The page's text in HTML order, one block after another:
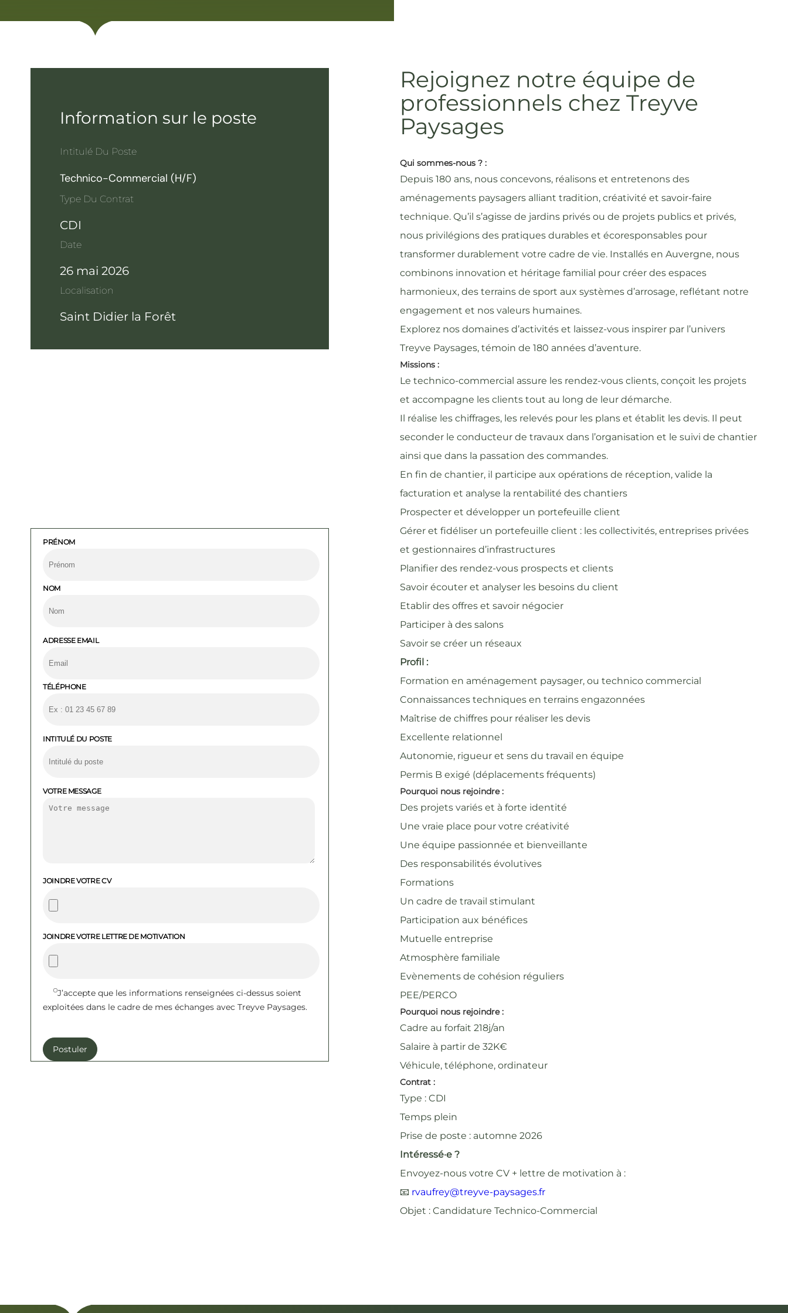
Information sur le poste
Intitulé Du Poste
Technico-Commercial (H/F)
Type Du Contrat
CDI
Date
26 mai 2026
Localisation
Saint Didier la Forêt
Rejoignez notre équipe de
professionnels chez Treyve
Paysages
Qui sommes-nous ? :
Depuis 180 ans, nous concevons, réalisons et entretenons des
aménagements paysagers alliant tradition, créativité et savoir-faire
technique. Qu’il s’agisse de jardins privés ou de projets publics et privés,
nous privilégions des pratiques durables et écoresponsables pour
transformer durablement votre cadre de vie. Installés en Auvergne, nous
combinons innovation et héritage familial pour créer des espaces
harmonieux, des terrains de sport aux systèmes d’arrosage, reflétant notre
engagement et nos valeurs humaines.
Explorez nos domaines d’activités et laissez-vous inspirer par l’univers
Treyve Paysages, témoin de 180 années d’aventure.
Missions :
Le technico-commercial assure les rendez-vous clients, conçoit les projets
et accompagne les clients tout au long de leur démarche.
Il réalise les chiffrages, les relevés pour les plans et établit les devis. Il peut
seconder le conducteur de travaux dans l’organisation et le suivi de chantier
ainsi que dans la passation des commandes.
En fin de chantier, il participe aux opérations de réception, valide la
facturation et analyse la rentabilité des chantiers
Prospecter et développer un portefeuille client
Gérer et fidéliser un portefeuille client : les collectivités, entreprises privées
et gestionnaires d’infrastructures
Planifier des rendez-vous prospects et clients
Savoir écouter et analyser les besoins du client
Etablir des offres et savoir négocier
Participer à des salons
Savoir se créer un réseaux
Profil :
Formation en aménagement paysager, ou technico commercial
Connaissances techniques en terrains engazonnées
Maîtrise de chiffres pour réaliser les devis
Excellente relationnel
Autonomie, rigueur et sens du travail en équipe
Permis B exigé (déplacements fréquents)
Pourquoi nous rejoindre :
Des projets variés et à forte identité
Une vraie place pour votre créativité
Une équipe passionnée et bienveillante
Des responsabilités évolutives
Formations
Un cadre de travail stimulant
Participation aux bénéfices
Mutuelle entreprise
Atmosphère familiale
Evènements de cohésion réguliers
PEE/PERCO
Pourquoi nous rejoindre :
Cadre au forfait 218j/an
Salaire à partir de 32K€
Véhicule, téléphone, ordinateur
Contrat :
Type : CDI
Temps plein
Prise de poste : automne 2026
Intéressé·e ?
Envoyez-nous votre CV + lettre de motivation à :
📧 rvaufrey@treyve-paysages.fr
Objet : Candidature Technico-Commercial
PRÉNOM
NOM
ADRESSE EMAIL
TÉLÉPHONE
INTITULÉ DU POSTE
VOTRE MESSAGE
JOINDRE VOTRE CV
JOINDRE VOTRE LETTRE DE MOTIVATION
J’accepte que les informations renseignées ci-dessus soient
exploitées dans le cadre de mes échanges avec Treyve Paysages.